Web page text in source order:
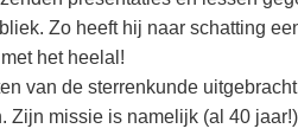
Zo heeft hij naar schatting
het heelal!
van de sterrenkunde
missie is namelijk (al 40